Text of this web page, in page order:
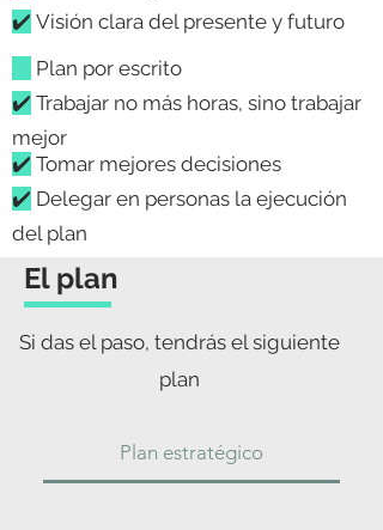
✔️ Visión clara del presente y futuro
Plan por escrito
✔️ Trabajar no más horas, sino trabajar
mejor
✔️ Tomar mejores decisiones
✔️ Delegar en personas la ejecución
del plan
El plan
Si das el paso, tendrás el siguiente
plan
Plan estratégico